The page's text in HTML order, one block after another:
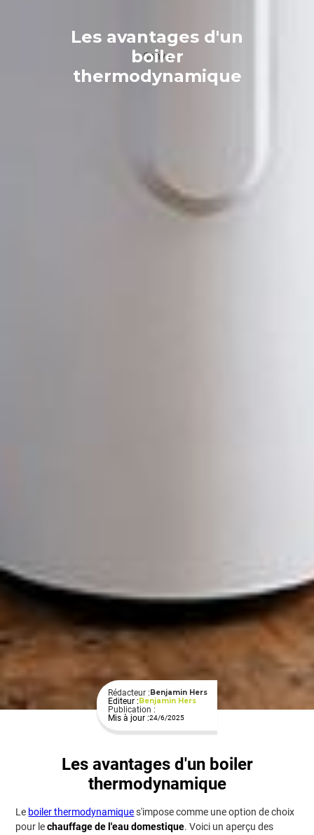
Canva
Les avantages d'un
boiler
thermodynamique
Rédacteur : Benjamin Hers
Editeur : Benjamin Hers
Publication :
Mis à jour :24/6/2025
Les avantages d'un boiler
thermodynamique
Le boiler thermodynamiques'impose comme une option de choix
pour lechauffage de l'eau domestique. Voici un aperçu des